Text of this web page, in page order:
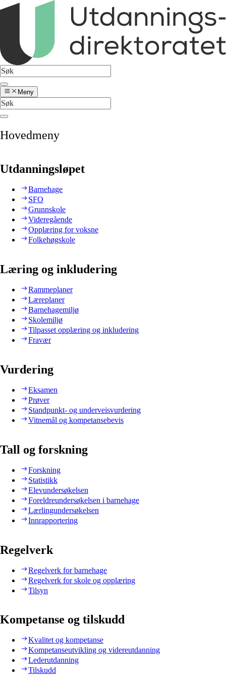
Meny
Hovedmeny
Utdanningsløpet
Barnehage
SFO
Grunnskole
Videregående
Opplæring for voksne
Folkehøgskole
Læring og inkludering
Rammeplaner
Læreplaner
Barnehagemiljø
Skolemiljø
Tilpasset opplæring og inkludering
Fravær
Vurdering
Eksamen
Prøver
Standpunkt- og underveisvurdering
Vitnemål og kompetansebevis
Tall og forskning
Forskning
Statistikk
Elevundersøkelsen
Foreldreundersøkelsen i barnehage
Lærlingundersøkelsen
Innrapportering
Regelverk
Regelverk for barnehage
Regelverk for skole og opplæring
Tilsyn
Kompetanse og tilskudd
Kvalitet og kompetanse
Kompetanseutvikling og videreutdanning
Lederutdanning
Tilskudd